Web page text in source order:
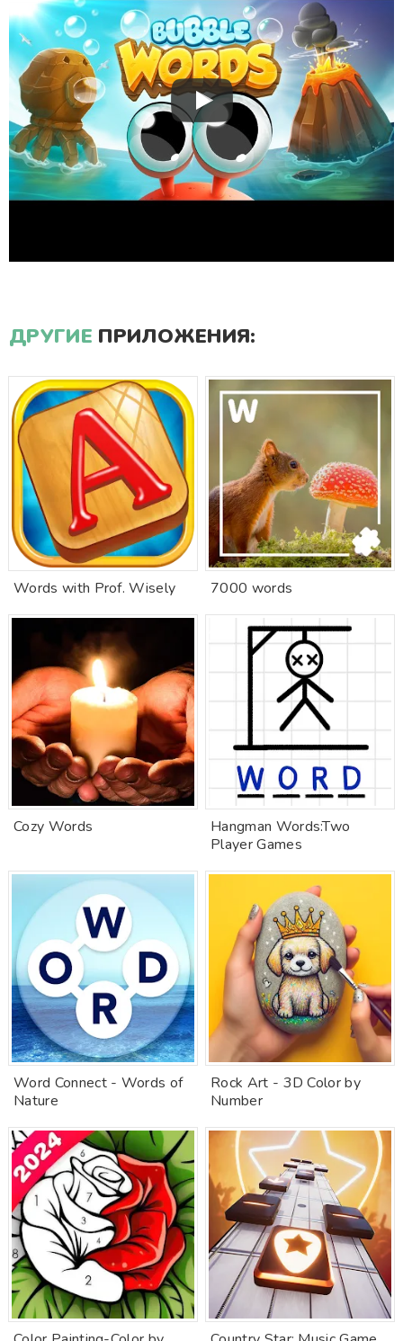
ДРУГИЕ ПРИЛОЖЕНИЯ:
Words with Prof. Wisely 7000 words
Cozy Words
Hangman Words:Two
Player Games
Word Connect - Words of
Nature
Rock Art - 3D Color by
Number